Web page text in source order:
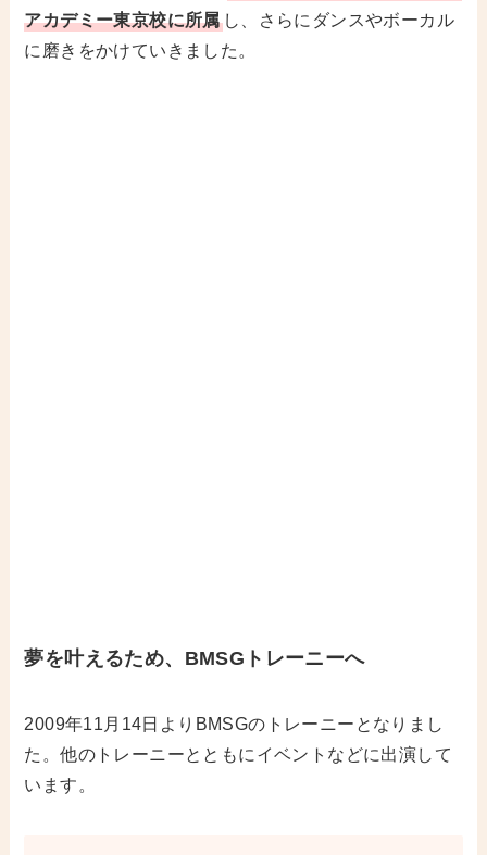
アカデミー東京校に所属し、さらにダンスやボーカル
に磨きをかけていきました。
夢を叶えるため、BMSGトレーニーへ
2009年11月14日よりBMSGのトレーニーとなりまし
た。他のトレーニーとともにイベントなどに出演して
います。